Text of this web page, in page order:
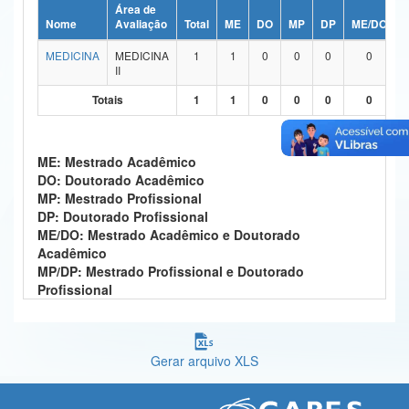
Ministério da Ciência, Tecnologia, Inovações e Comunicações
Ministério do Meio Ambiente
Ministério do Turismo
Controladoria-Geral da União
Ministério da Mulher, da Família e dos Direitos Humanos
Secretaria-Geral
Secretaria de Governo
Banco Central do Brasil
Nome
Área de
Avaliação
Total ME DO MP DP ME/DO
MEDICINA
MEDICINA
II
1 1 0 0 0 0
Totais 1 1 0 0 0 0
ME: Mestrado Acadêmico
DO: Doutorado Acadêmico
MP: Mestrado Profissional
DP: Doutorado Profissional
ME/DO: Mestrado Acadêmico e Doutorado
Acadêmico
MP/DP: Mestrado Profissional e Doutorado
Profissional
Gerar arquivo XLS